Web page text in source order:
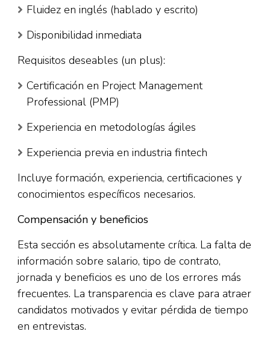
Fluidez en inglés (hablado y escrito)
Disponibilidad inmediata
Requisitos deseables (un plus):
Certificación en Project Management
Professional (PMP)
Experiencia en metodologías ágiles
Experiencia previa en industria fintech
Incluye formación, experiencia, certificaciones y
conocimientos específicos necesarios.​
Compensación y beneficios
Esta sección es absolutamente crítica. La falta de
información sobre salario, tipo de contrato,
jornada y beneficios es uno de los errores más
frecuentes. La transparencia es clave para atraer
candidatos motivados y evitar pérdida de tiempo
en entrevistas.​